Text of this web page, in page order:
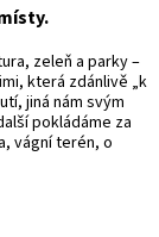
zeleň a parky –
která zdánlivě „k
jiná nám svým
pokládáme za
vágní terén, o